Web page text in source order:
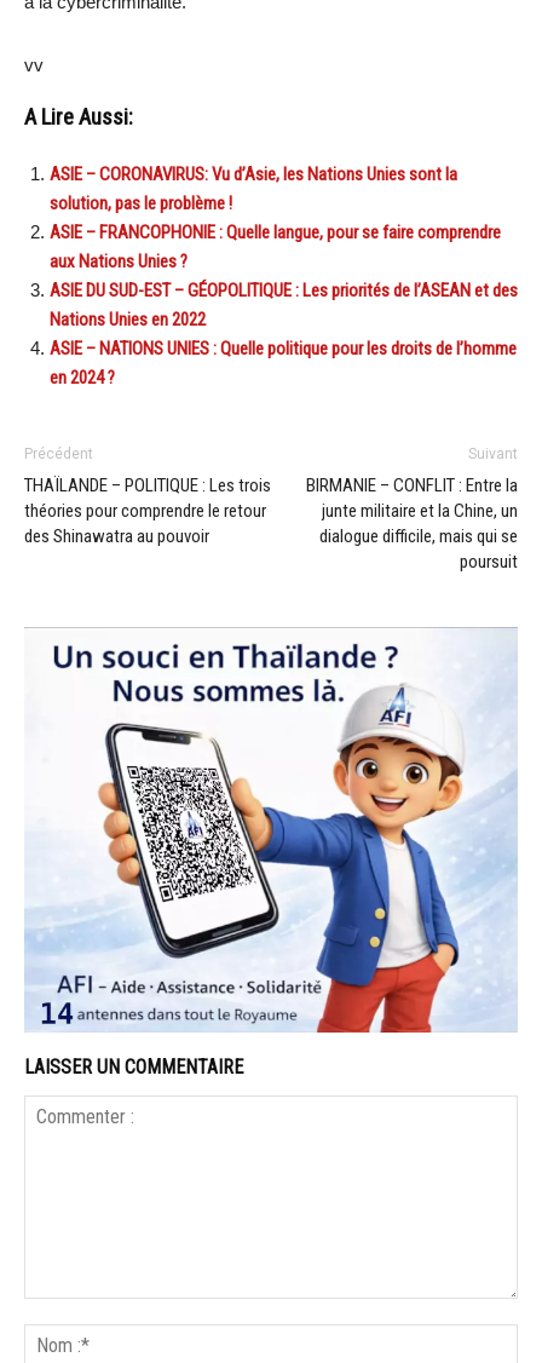
vv
A Lire Aussi:
ASIE – CORONAVIRUS: Vu d’Asie, les Nations Unies sont la
solution, pas le problème !
ASIE – FRANCOPHONIE : Quelle langue, pour se faire comprendre
aux Nations Unies ?
ASIE DU SUD-EST – GÉOPOLITIQUE : Les priorités de l’ASEAN et des
Nations Unies en 2022
ASIE – NATIONS UNIES : Quelle politique pour les droits de l’homme
en 2024 ?
Précédent
THAÏLANDE – POLITIQUE : Les trois
théories pour comprendre le retour
des Shinawatra au pouvoir
Suivant
BIRMANIE – CONFLIT : Entre la
junte militaire et la Chine, un
dialogue difficile, mais qui se
poursuit
LAISSER UN COMMENTAIRE